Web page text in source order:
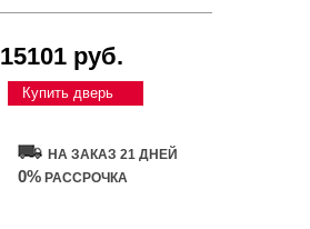
15101 руб.
Купить дверь
НА ЗАКАЗ 21 ДНЕЙ
0% РАССРОЧКА